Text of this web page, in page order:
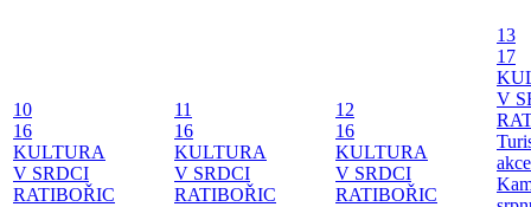
10
16
KULTURA
V SRDCI
RATIBOŘIC
11
16
KULTURA
V SRDCI
RATIBOŘIC
12
16
KULTURA
V SRDCI
RATIBOŘIC
13
17
V